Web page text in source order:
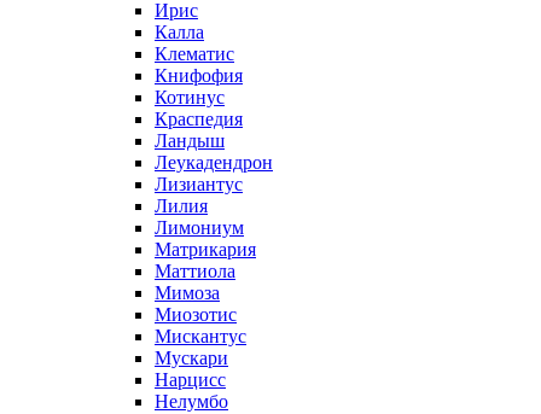
Ирис
Калла
Клематис
Книфофия
Котинус
Краспедия
Ландыш
Леукадендрон
Лизиантус
Лилия
Лимониум
Матрикария
Маттиола
Мимоза
Миозотис
Мискантус
Мускари
Нарцисс
Нелумбо